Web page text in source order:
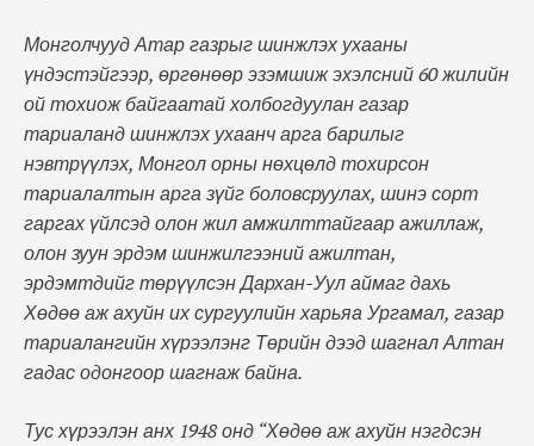
Монголчууд Атар газрыг шинжлэх ухааны
үндэстэйгээр, өргөнөөр эзэмшиж эхэлсний 60 жилийн
ой тохиож байгаатай холбогдуулан газар
тариаланд шинжлэх ухаанч арга барилыг
нэвтрүүлэх, Монгол орны нөхцөлд тохирсон
тариалалтын арга зүйг боловсруулах, шинэ сорт
гаргах үйлсэд олон жил амжилттайгаар ажиллаж,
олон зуун эрдэм шинжилгээний ажилтан,
эрдэмтдийг төрүүлсэн Дархан-Уул аймаг дахь
Хөдөө аж ахуйн их сургуулийн харьяа Ургамал, газар
тариалангийн хүрээлэнг Төрийн дээд шагнал Алтан
гадас одонгоор шагнаж байна.
Тус хүрээлэн анх 1948 онд “Хөдөө аж ахуйн нэгдсэн